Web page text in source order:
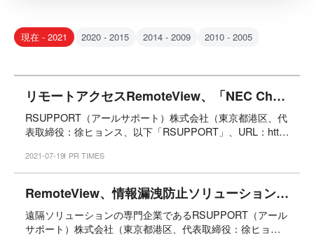
現在 - 2021 2020 - 2015 2014 - 2009 2010 - 2005
リモートアクセスRemoteView、「NEC Chromebook for テレワーク」テレワークセット商品に採用
RSUPPORT（アールサポート）株式会社（東京都港区、代
表取締役：徐ヒョンス、以下「RSUPPORT」、URL：http
w」が日本電気株式会社（以下「NEC」）で7月19日より販
売開始するテレワークセット商品「NEC Chromebook for
テレワーク」に採用されました。
2021-07-19 PR TIMES
RemoteView、情報漏洩防止ソリューション「秘文」との連携開始
遠隔ソリューションの専門企業であるRSUPPORT（アール
サポート）株式会社（東京都港区、代表取締役：徐ヒョン